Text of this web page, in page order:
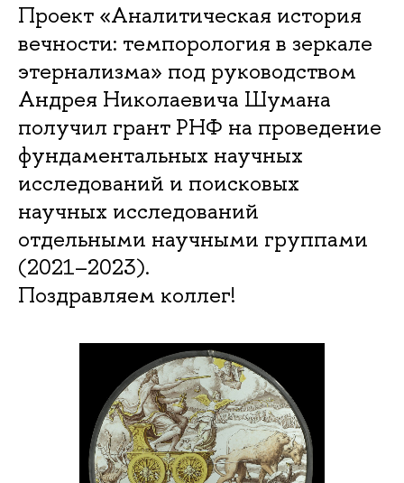
Проект «Аналитическая история
вечности: темпорология в зеркале
этернализма» под руководством
Андрея Николаевича Шумана
получил грант РНФ на проведение
фундаментальных научных
исследований и поисковых
научных исследований
отдельными научными группами
(2021–2023).
Поздравляем коллег!